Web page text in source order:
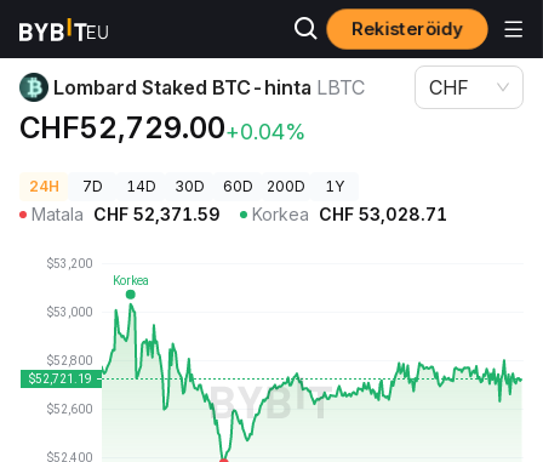
Rekisteröidy
Kryptohinnat Lombard Staked BTC-hinta LBTC
Lombard Staked BTC-hinta LBTC
CHF52,729.00+0.04%
CHF
24H 7D 14D 30D 60D 200D 1Y
Matala CHF 52,371.59 Korkea CHF 53,028.71